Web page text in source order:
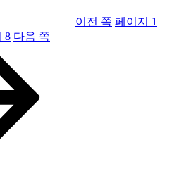
이전 쪽 페이지 1
8 다음 쪽